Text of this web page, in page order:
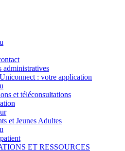
administratives
: votre application
et téléconsultations
et Jeunes Adultes
ET RESSOURCES